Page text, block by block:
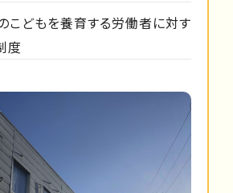
こどもを養育する労働者に対す
度